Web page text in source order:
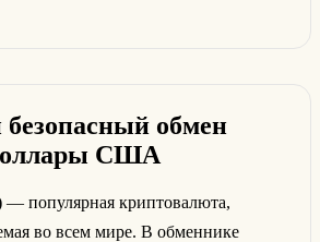
обмен
США
— популярная криптовалюта,
во всем мире. В обменнике